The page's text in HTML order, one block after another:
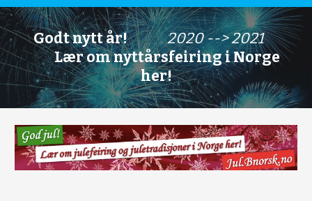
Godt nytt år!
2020 --> 2021
Lær om nyttårsfeiring i Norge
her!